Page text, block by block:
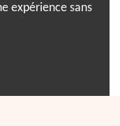
expérience sans